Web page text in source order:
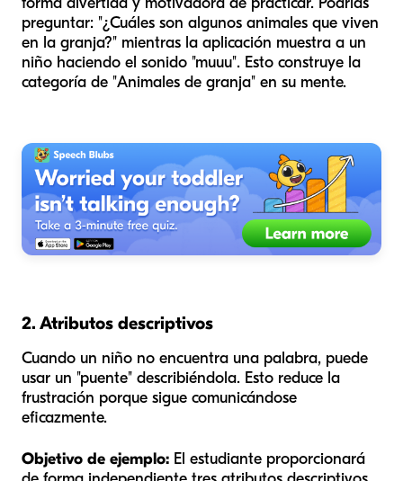
preguntar: "¿Cuáles son algunos animales que viven
en la granja?" mientras la aplicación muestra a un
niño haciendo el sonido "muuu". Esto construye la
categoría de "Animales de granja" en su mente.
2. Atributos descriptivos
Cuando un niño no encuentra una palabra, puede
usar un "puente" describiéndola. Esto reduce la
frustración porque sigue comunicándose
eficazmente.
Objetivo de ejemplo: El estudiante proporcionará